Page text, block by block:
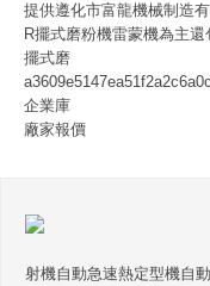
提供遵化市富龍機械制造
R擺式磨粉機雷蒙機為主
擺式磨
企業庫
廠家報價
射機自動急速熱定型機自